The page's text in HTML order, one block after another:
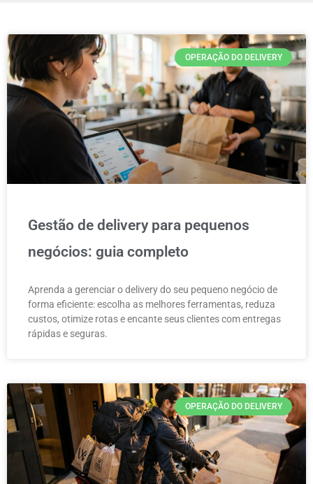
OPERAÇÃO DO DELIVERY
Gestão de delivery para pequenos
negócios: guia completo
Aprenda a gerenciar o delivery do seu pequeno negócio de
forma eficiente: escolha as melhores ferramentas, reduza
custos, otimize rotas e encante seus clientes com entregas
rápidas e seguras.
OPERAÇÃO DO DELIVERY